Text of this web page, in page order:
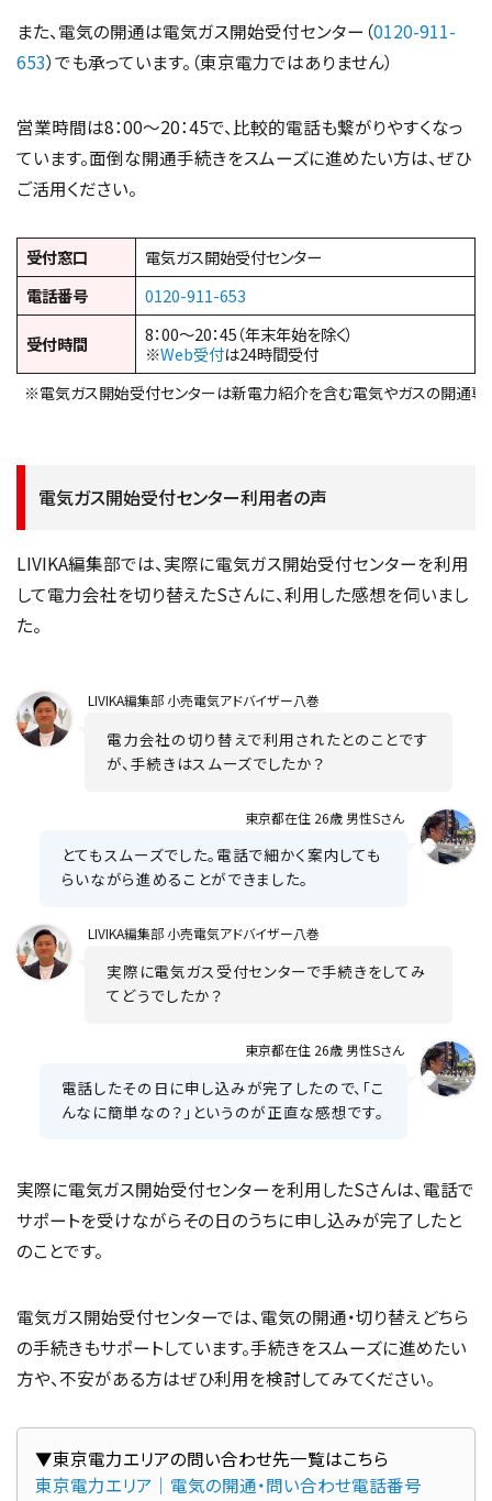
また、電気の開通は電気ガス開始受付センター（0120-911-
653）でも承っています。（東京電力ではありません）
営業時間は8：00～20：45で、比較的電話も繋がりやすくなっ
ています。面倒な開通手続きをスムーズに進めたい方は、ぜひ
ご活用ください。
受付窓口
電気ガス開始受付センター
電話番号
0120-911-653
受付時間
8：00～20：45（年末年始を除く）
※Web受付は24時間受付
※電気ガス開始受付センターは新電力紹介を含む電気やガスの開通専
電気ガス開始受付センター利用者の声
LIVIKA編集部では、実際に電気ガス開始受付センターを利用
して電力会社を切り替えたSさんに、利用した感想を伺いまし
た。
LIVIKA編集部 小売電気アドバイザー八巻
電力会社の切り替えで利用されたとのことです
が、手続きはスムーズでしたか？
東京都在住 26歳 男性Sさん
とてもスムーズでした。電話で細かく案内しても
らいながら進めることができました。
LIVIKA編集部 小売電気アドバイザー八巻
実際に電気ガス受付センターで手続きをしてみ
てどうでしたか？
東京都在住 26歳 男性Sさん
電話したその日に申し込みが完了したので、「こ
んなに簡単なの？」というのが正直な感想です。
実際に電気ガス開始受付センターを利用したSさんは、電話で
サポートを受けながらその日のうちに申し込みが完了したと
のことです。
電気ガス開始受付センターでは、電気の開通・切り替えどちら
の手続きもサポートしています。手続きをスムーズに進めたい
方や、不安がある方はぜひ利用を検討してみてください。
東京電力エリア｜電気の開通・問い合わせ電話番号